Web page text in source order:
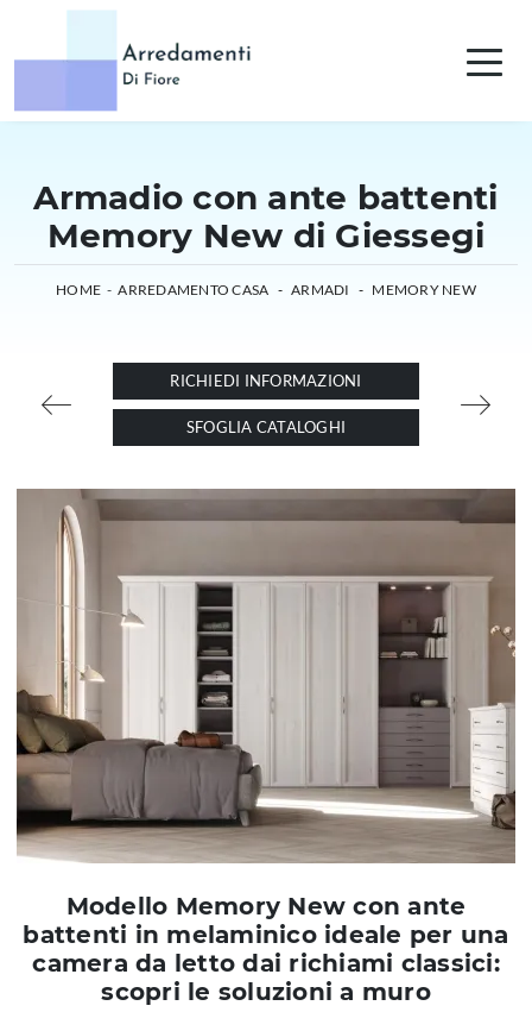
Armadio con ante battenti
Memory New di Giessegi
HOME - ARREDAMENTO CASA - ARMADI - MEMORY NEW
RICHIEDI INFORMAZIONI
SFOGLIA CATALOGHI
Modello Memory New con ante
battenti in melaminico ideale per una
camera da letto dai richiami classici:
scopri le soluzioni a muro